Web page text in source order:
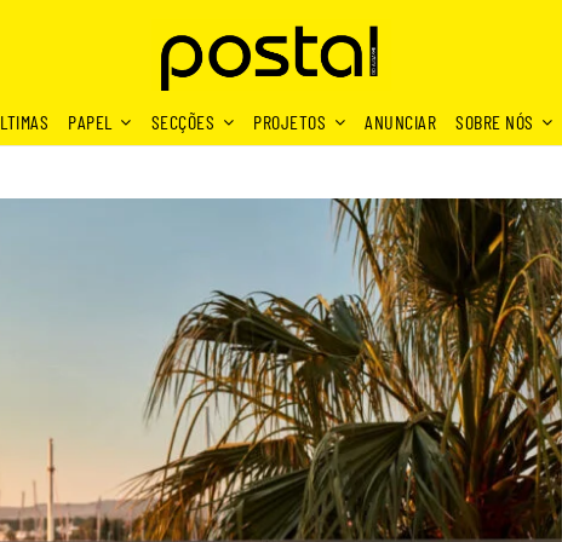
PAPEL SECÇÕES PROJETOS ANUNCIAR SOBRE NÓS